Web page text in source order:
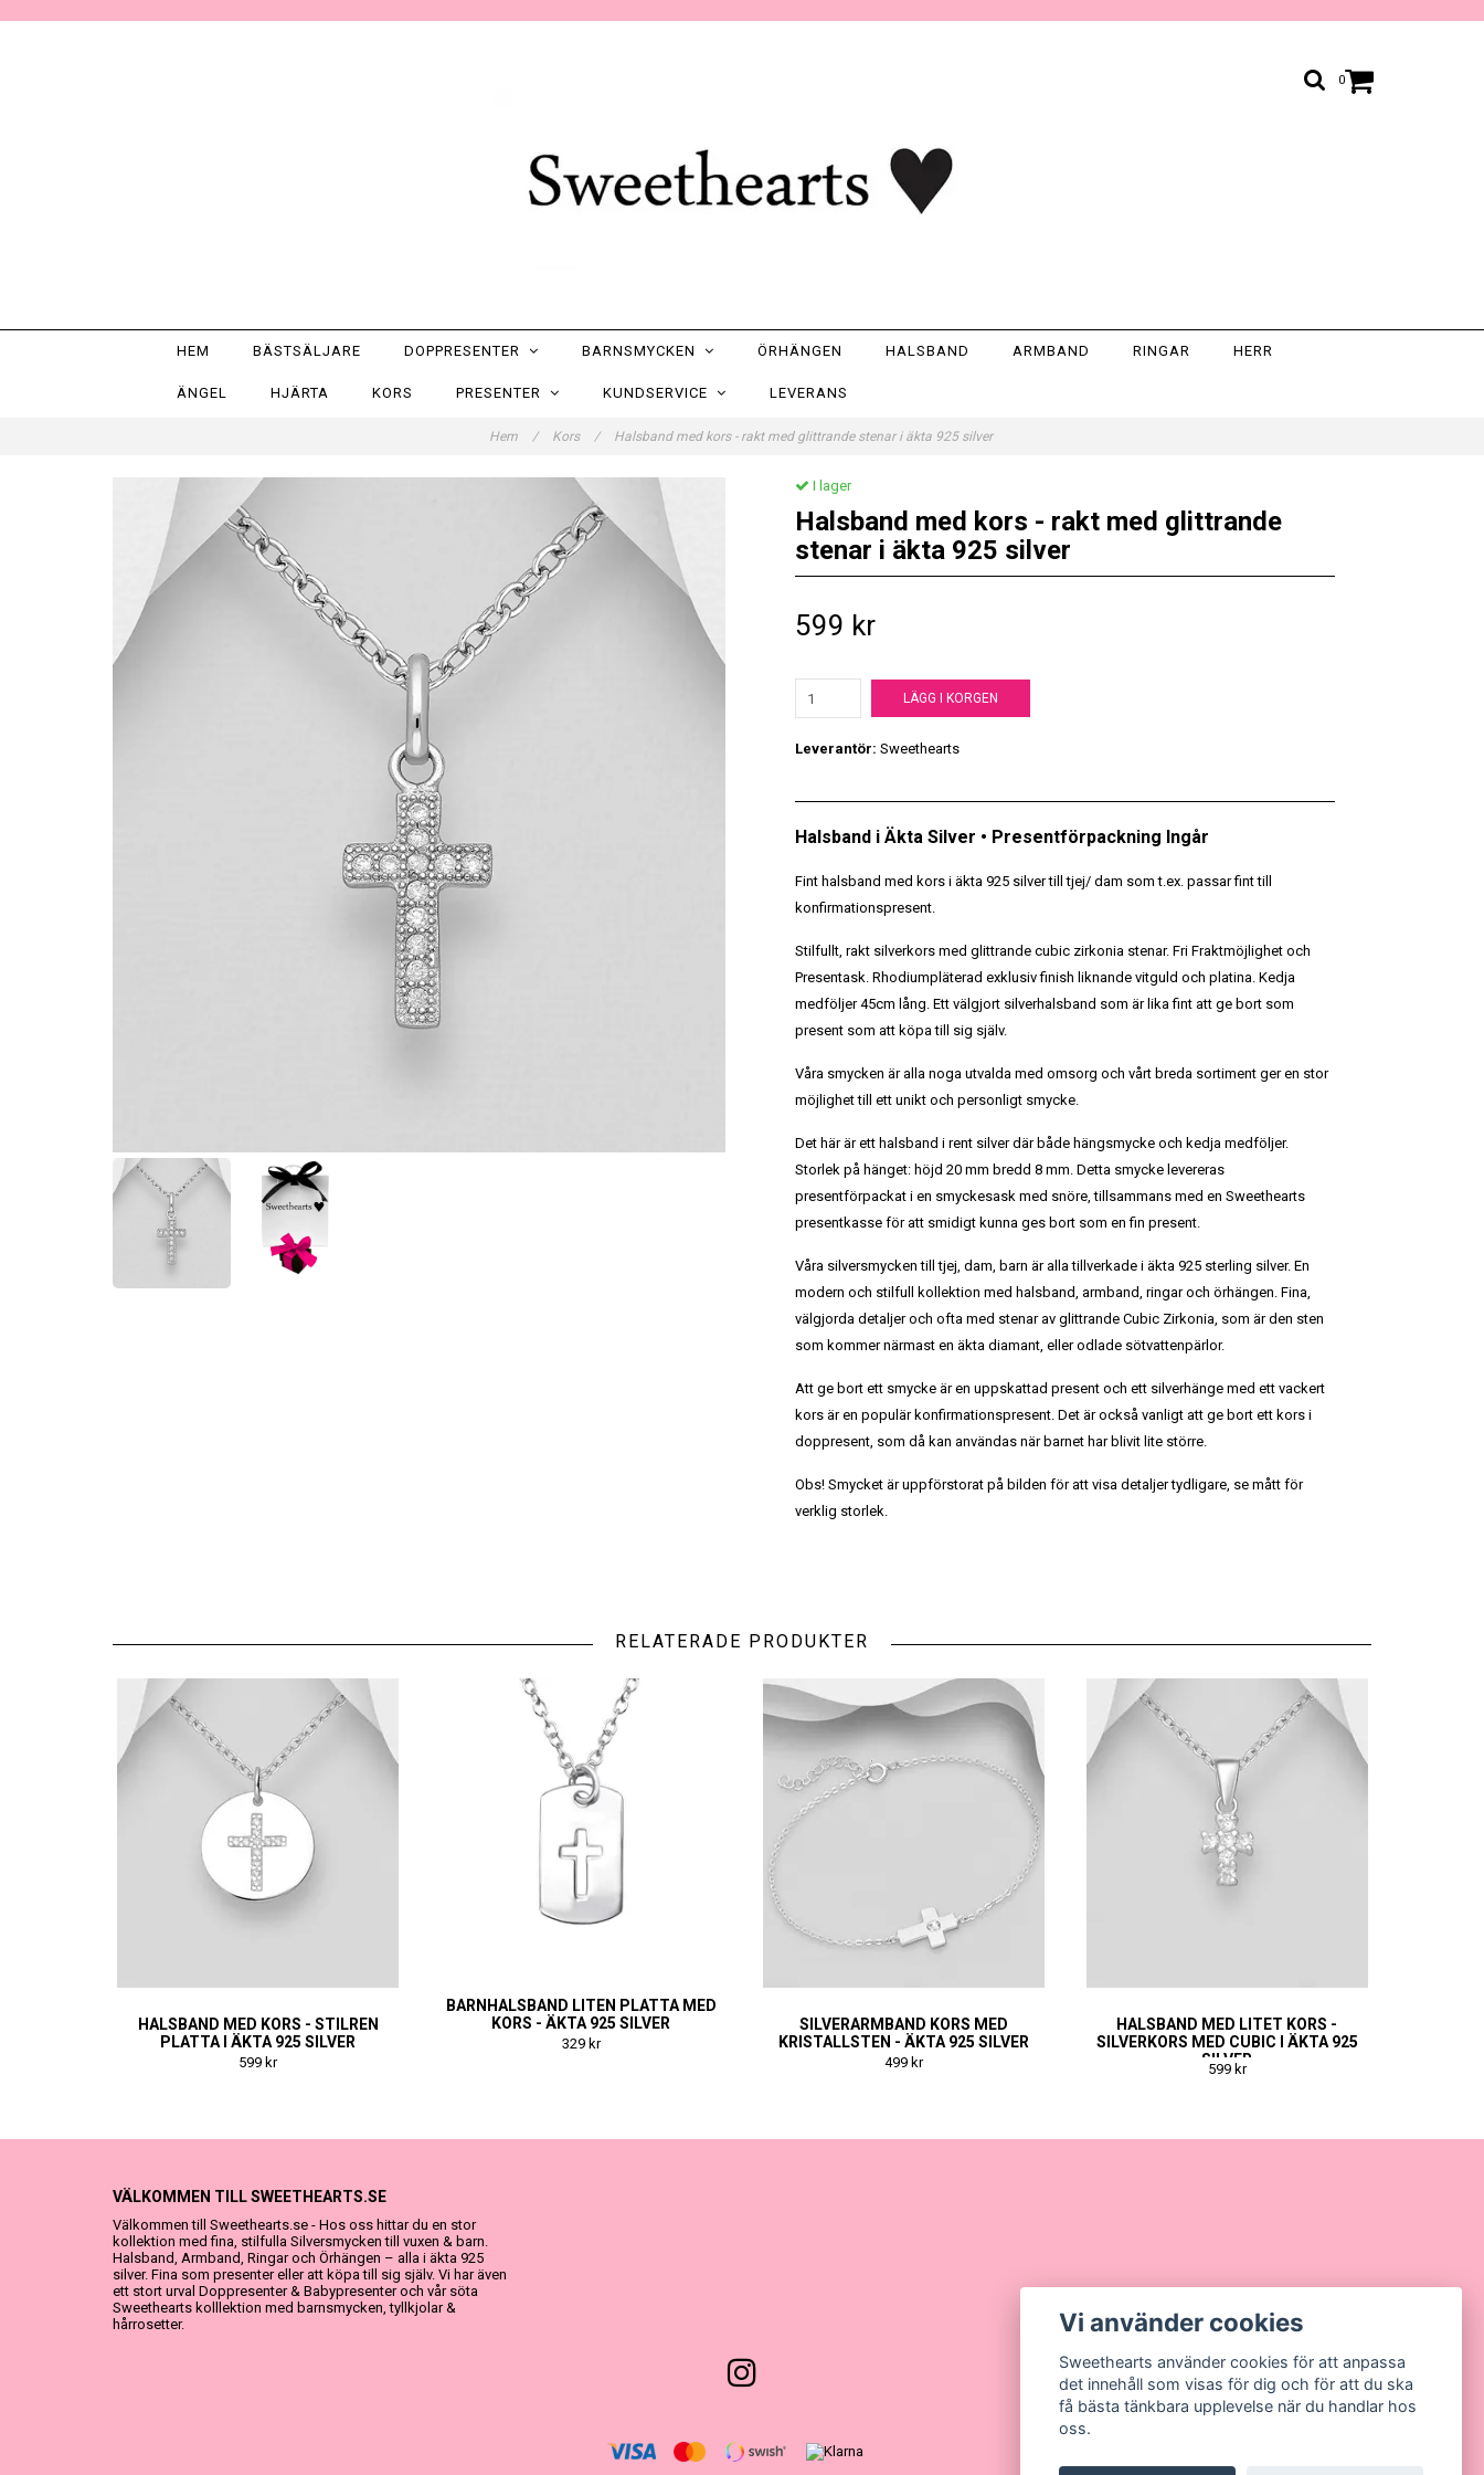
0
HEM BÄSTSÄLJARE DOPPRESENTER BARNSMYCKEN ÖRHÄNGEN HALSBAND ARMBAND RINGAR HERR
ÄNGEL HJÄRTA KORS PRESENTER KUNDSERVICE LEVERANS
Hem / Kors / Halsband med kors - rakt med glittrande stenar i äkta 925 silver
I lager
Halsband med kors - rakt med glittrande
stenar i äkta 925 silver
599 kr
LÄGG I KORGEN
Leverantör: Sweethearts
Halsband i Äkta Silver • Presentförpackning Ingår
Fint halsband med kors i äkta 925 silver till tjej/ dam som t.ex. passar fint till
konfirmationspresent.
Stilfullt, rakt silverkors med glittrande cubic zirkonia stenar. Fri Fraktmöjlighet och
Presentask. Rhodiumpläterad exklusiv finish liknande vitguld och platina. Kedja
medföljer 45cm lång. Ett välgjort silverhalsband som är lika fint att ge bort som
present som att köpa till sig själv.
Våra smycken är alla noga utvalda med omsorg och vårt breda sortiment ger en stor
möjlighet till ett unikt och personligt smycke.
Det här är ett halsband i rent silver där både hängsmycke och kedja medföljer.
Storlek på hänget: höjd 20 mm bredd 8 mm. Detta smycke levereras
presentförpackat i en smyckesask med snöre, tillsammans med en Sweethearts
presentkasse för att smidigt kunna ges bort som en fin present.
Våra silversmycken till tjej, dam, barn är alla tillverkade i äkta 925 sterling silver. En
modern och stilfull kollektion med halsband, armband, ringar och örhängen. Fina,
välgjorda detaljer och ofta med stenar av glittrande Cubic Zirkonia, som är den sten
som kommer närmast en äkta diamant, eller odlade sötvattenpärlor.
Att ge bort ett smycke är en uppskattad present och ett silverhänge med ett vackert
kors är en populär konfirmationspresent. Det är också vanligt att ge bort ett kors i
doppresent, som då kan användas när barnet har blivit lite större.
Obs! Smycket är uppförstorat på bilden för att visa detaljer tydligare, se mått för
verklig storlek.
RELATERADE PRODUKTER
HALSBAND MED KORS - STILREN
PLATTA I ÄKTA 925 SILVER
599 kr
BARNHALSBAND LITEN PLATTA MED
KORS - ÄKTA 925 SILVER
329 kr
SILVERARMBAND KORS MED
KRISTALLSTEN - ÄKTA 925 SILVER
499 kr
HALSBAND MED LITET KORS -
SILVERKORS MED CUBIC I ÄKTA 925
SILVER
599 kr
VÄLKOMMEN TILL SWEETHEARTS.SE
Välkommen till Sweethearts.se - Hos oss hittar du en stor
kollektion med fina, stilfulla Silversmycken till vuxen & barn.
Halsband, Armband, Ringar och Örhängen – alla i äkta 925
silver. Fina som presenter eller att köpa till sig själv. Vi har även
ett stort urval Doppresenter & Babypresenter och vår söta
Sweethearts kolllektion med barnsmycken, tyllkjolar &
hårrosetter.
Vi använder cookies
Sweethearts använder cookies för att anpassa
det innehåll som visas för dig och för att du ska
få bästa tänkbara upplevelse när du handlar hos
oss.